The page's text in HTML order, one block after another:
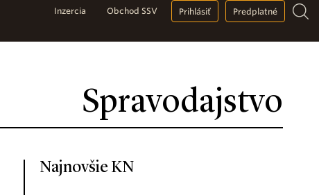
Spravodajstvo
Inzercia Obchod SSV Prihlásiť Predplatné
Najnovšie KN